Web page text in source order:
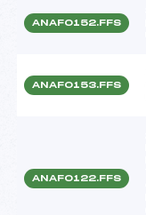
ANAF0152.FFS
ANAF0153.FFS
ANAF0122.FFS